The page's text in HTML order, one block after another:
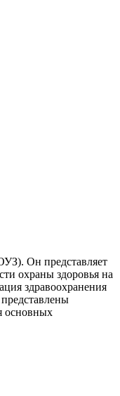
Он представляет
охраны здоровья на
здравоохранения
основных